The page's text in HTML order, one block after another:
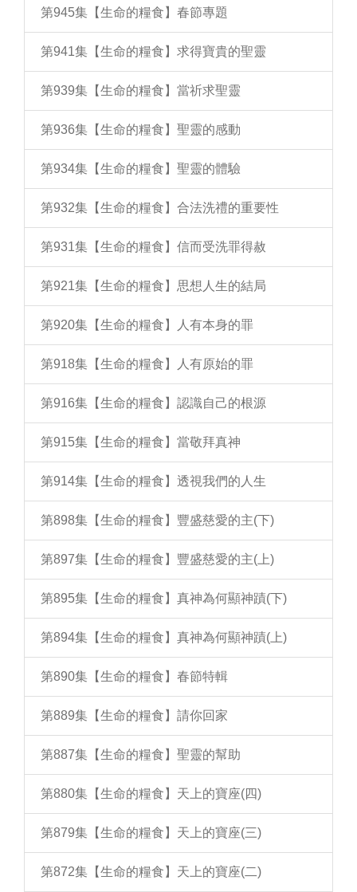
第945集【生命的糧食】春節專題
第941集【生命的糧食】求得寶貴的聖靈
第939集【生命的糧食】當祈求聖靈
第936集【生命的糧食】聖靈的感動
第934集【生命的糧食】聖靈的體驗
第932集【生命的糧食】合法洗禮的重要性
第931集【生命的糧食】信而受洗罪得赦
第921集【生命的糧食】思想人生的結局
第920集【生命的糧食】人有本身的罪
第918集【生命的糧食】人有原始的罪
第916集【生命的糧食】認識自己的根源
第915集【生命的糧食】當敬拜真神
第914集【生命的糧食】透視我們的人生
第898集【生命的糧食】豐盛慈愛的主(下)
第897集【生命的糧食】豐盛慈愛的主(上)
第895集【生命的糧食】真神為何顯神蹟(下)
第894集【生命的糧食】真神為何顯神蹟(上)
第890集【生命的糧食】春節特輯
第889集【生命的糧食】請你回家
第887集【生命的糧食】聖靈的幫助
第880集【生命的糧食】天上的寶座(四)
第879集【生命的糧食】天上的寶座(三)
第872集【生命的糧食】天上的寶座(二)